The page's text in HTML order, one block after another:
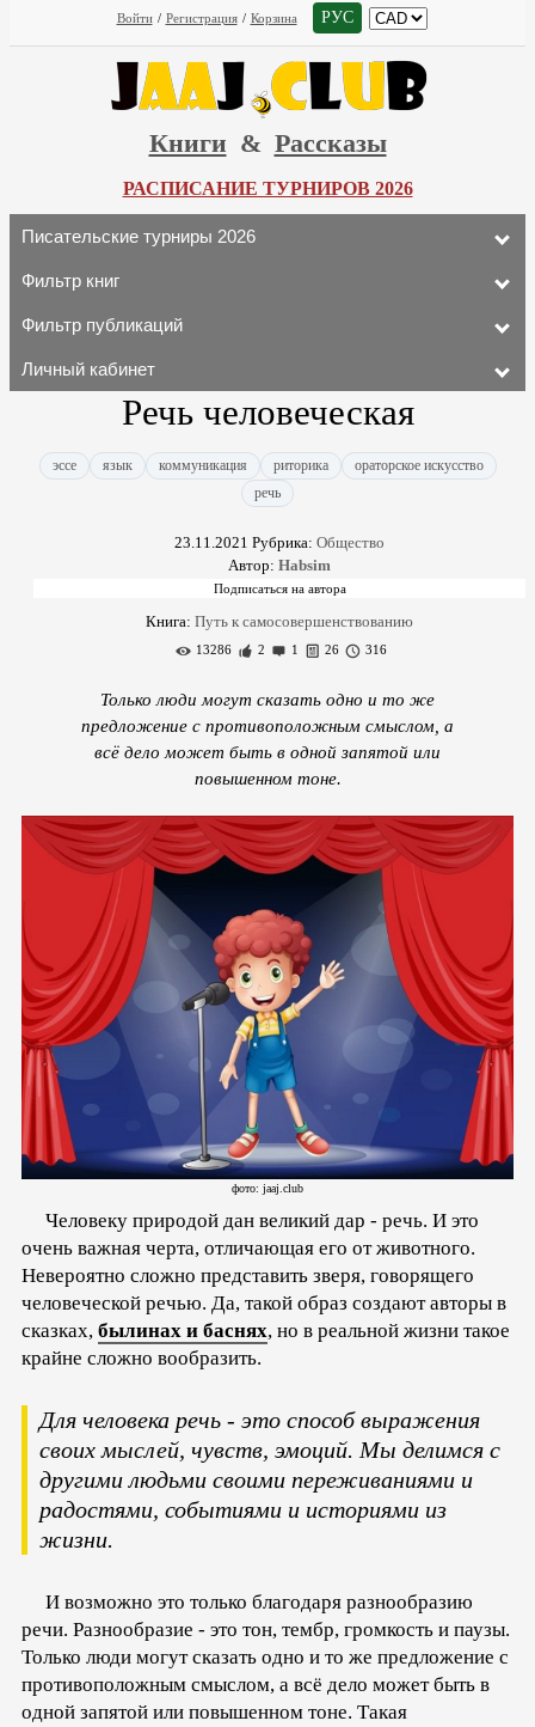
Войти / Регистрация / Корзина РУС
Книги & Рассказы
РАСПИСАНИЕ ТУРНИРОВ 2026
Писательские турниры 2026
Фильтр книг
Фильтр публикаций
Личный кабинет
Речь человеческая
эссе язык коммуникация риторика
ораторское искусство
речь
23.11.2021 Рубрика: Общество
Автор: Habsim
Книга: Путь к самосовершенствованию
13286 2 1 26 316
Только люди могут сказать одно и то же
предложение с противоположным смыслом, а
всё дело может быть в одной запятой или
повышенном тоне.
фото: jaaj.club
Человеку природой дан великий дар - речь. И это
очень важная черта, отличающая его от животного.
Невероятно сложно представить зверя, говорящего
человеческой речью. Да, такой образ создают авторы в
сказках, былинах и баснях, но в реальной жизни такое
крайне сложно вообразить.
Для человека речь - это способ выражения
своих мыслей, чувств, эмоций. Мы делимся с
другими людьми своими переживаниями и
радостями, событиями и историями из
жизни.
И возможно это только благодаря разнообразию
речи. Разнообразие - это тон, тембр, громкость и паузы.
Только люди могут сказать одно и то же предложение с
противоположным смыслом, а всё дело может быть в
одной запятой или повышенном тоне. Такая